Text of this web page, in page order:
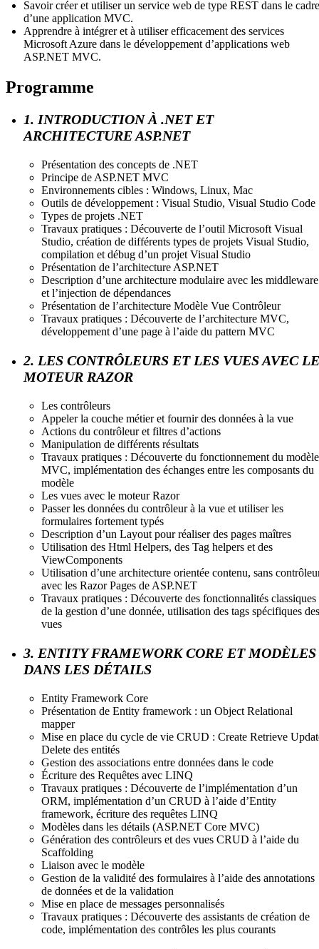
Savoir créer et utiliser un service web de type REST dans le cadre
d’une application MVC.
Apprendre à intégrer et à utiliser efficacement des services
Microsoft Azure dans le développement d’applications web
ASP.NET MVC.
Programme
1. INTRODUCTION À .NET ET
ARCHITECTURE ASP.NET
Présentation des concepts de .NET
Principe de ASP.NET MVC
Environnements cibles : Windows, Linux, Mac
Outils de développement : Visual Studio, Visual Studio Code
Types de projets .NET
Travaux pratiques : Découverte de l’outil Microsoft Visual
Studio, création de différents types de projets Visual Studio,
compilation et débug d’un projet Visual Studio
Présentation de l’architecture ASP.NET
Description d’une architecture modulaire avec les middleware
et l’injection de dépendances
Présentation de l’architecture Modèle Vue Contrôleur
Travaux pratiques : Découverte de l’architecture MVC,
développement d’une page à l’aide du pattern MVC
2. LES CONTRÔLEURS ET LES VUES AVEC LE
MOTEUR RAZOR
Les contrôleurs
Appeler la couche métier et fournir des données à la vue
Actions du contrôleur et filtres d’actions
Manipulation de différents résultats
Travaux pratiques : Découverte du fonctionnement du modèle
MVC, implémentation des échanges entre les composants du
modèle
Les vues avec le moteur Razor
Passer les données du contrôleur à la vue et utiliser les
formulaires fortement typés
Description d’un Layout pour réaliser des pages maîtres
Utilisation des Html Helpers, des Tag helpers et des
ViewComponents
Utilisation d’une architecture orientée contenu, sans
avec les Razor Pages de ASP.NET
Travaux pratiques : Découverte des fonctionnalités classiques
de la gestion d’une donnée, utilisation des tags spécifiques des
vues
3. ENTITY FRAMEWORK CORE ET MODÈLES
DANS LES DÉTAILS
Entity Framework Core
Présentation de Entity framework : un Object Relational
mapper
Mise en place du cycle de vie CRUD : Create Retrieve
Delete des entités
Gestion des associations entre données dans le code
Écriture des Requêtes avec LINQ
Travaux pratiques : Découverte de l’implémentation d’un
ORM, implémentation d’un CRUD à l’aide d’Entity
framework, écriture des requêtes LINQ
Modèles dans les détails (ASP.NET Core MVC)
Génération des contrôleurs et des vues CRUD à l’aide du
Scaffolding
Liaison avec le modèle
Gestion de la validité des formulaires à l’aide des annotations
de données et de la validation
Mise en place de messages personnalisés
Travaux pratiques : Découverte des assistants de création de
code, implémentation des contrôles les plus courants